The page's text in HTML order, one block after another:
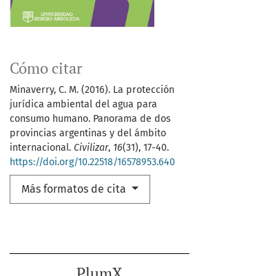
Cómo citar
Minaverry, C. M. (2016). La protección
jurídica ambiental del agua para
consumo humano. Panorama de dos
provincias argentinas y del ámbito
internacional. Civilizar, 16(31), 17-40.
https://doi.org/10.22518/16578953.640
Más formatos de cita